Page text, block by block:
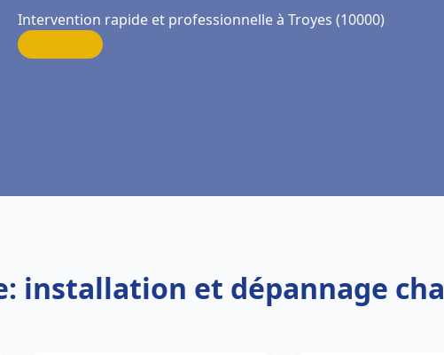
Intervention rapide et professionnelle à Troyes (10000)
installation et dépannage